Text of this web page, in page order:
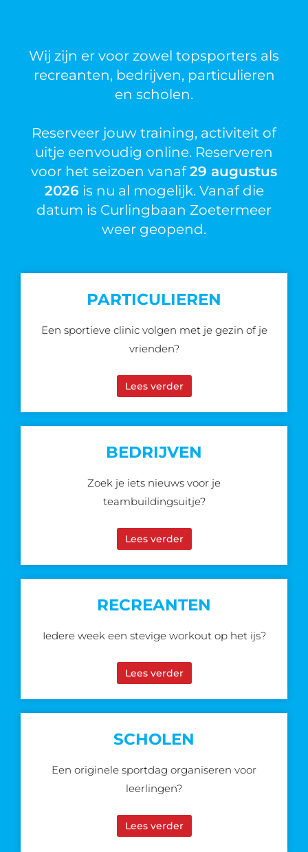
Wij zijn er voor zowel topsporters als
recreanten, bedrijven, particulieren
en scholen.
Reserveer jouw training, activiteit of
uitje eenvoudig online. Reserveren
voor het seizoen vanaf29 augustus
2026 is nu al mogelijk. Vanaf die
datum is Curlingbaan Zoetermeer
weer geopend.
PARTICULIEREN
Een sportieve clinic volgen met je gezin of je
vrienden?
Lees verder
BEDRIJVEN
Zoek je iets nieuws voor je
teambuildingsuitje?
Lees verder
RECREANTEN
Iedere week een stevige workout op het ijs?
Lees verder
SCHOLEN
Een originele sportdag organiseren voor
leerlingen?
Lees verder